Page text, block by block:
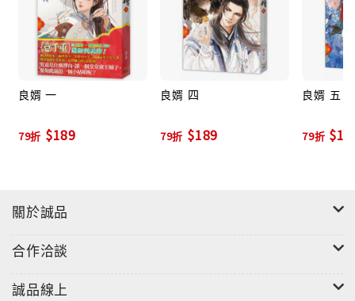
良婿 一
79折 $189
良婿 四
79折 $189
良婿 五
79折
關於誠品
合作洽談
誠品線上